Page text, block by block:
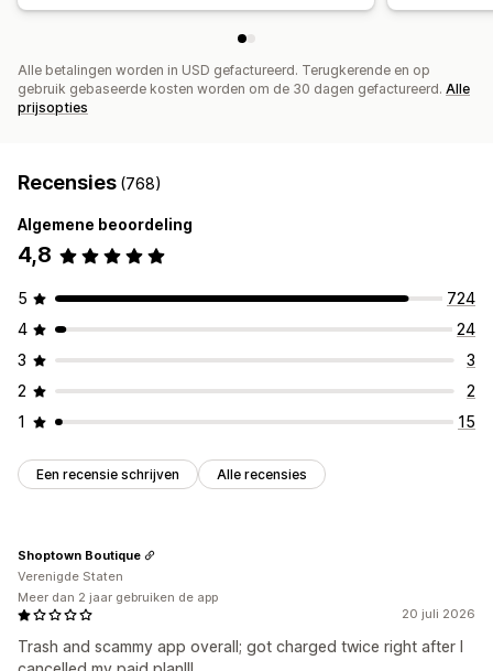
Alle betalingen worden in USD gefactureerd. Terugkerende en op
gebruik gebaseerde kosten worden om de 30 dagen gefactureerd. Alle
prijsopties
Recensies (768)
Algemene beoordeling
4,8
5
724
4
24
3
3
2
2
1
15
Een recensie schrijven Alle recensies
20 juli 2026
Trash and scammy app overall; got charged twice right after I
Shoptown Boutique
Verenigde Staten
Meer dan 2 jaar gebruiken de app